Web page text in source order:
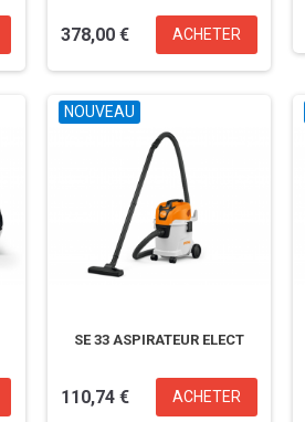
378,00 € ACHETER
NOUVEAU
SE 33 ASPIRATEUR ELECT
110,74 € ACHETER